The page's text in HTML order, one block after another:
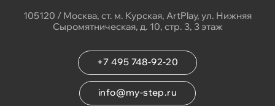
105120 / Москва, ст. м. Курская, ArtPlay, ул. Нижняя
Сыромятническая, д. 10, стр. 3, 3 этаж
+7 495 748-92-20
info@my-step.ru